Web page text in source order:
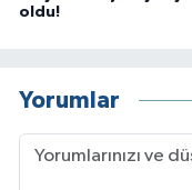
oldu!
Yorumlar